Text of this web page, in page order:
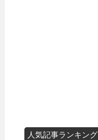
人気記事ランキング